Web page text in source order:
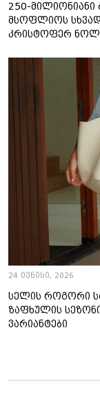
250-მილიონიანი
მსოფლიოს
კრისტოფერ
24 ივნისი, 2026
სელის როგორი
ზაფხულის
ვარიანტები